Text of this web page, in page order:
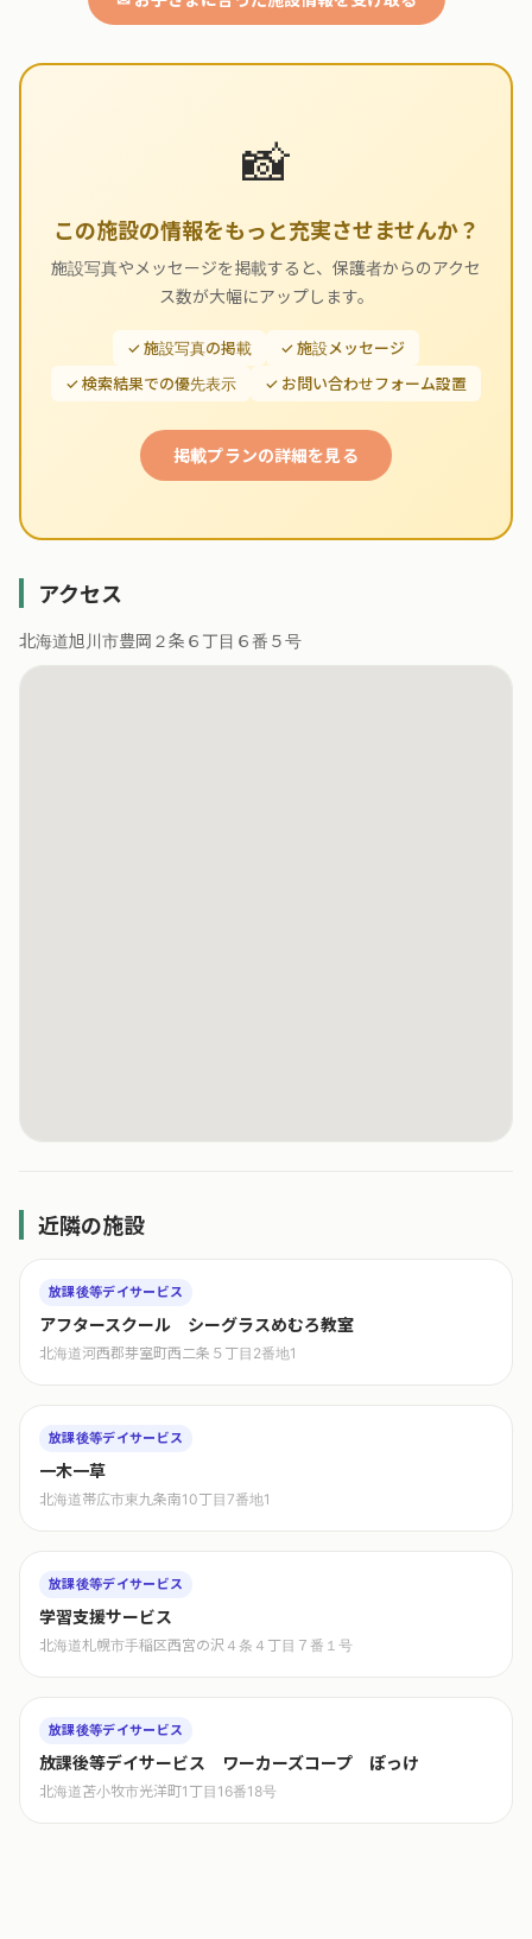
📸
この施設の情報をもっと充実させませんか？
施設写真やメッセージを掲載すると、保護者からのアクセ
ス数が大幅にアップします。
✓ 施設写真の掲載
✓ 施設メッセージ
✓ 検索結果での優先表示
✓ お問い合わせフォーム設置
掲載プランの詳細を見る
アクセス
北海道旭川市豊岡２条６丁目６番５号
近隣の施設
放課後等デイサービス
アフタースクール シーグラスめむろ教室
北海道河西郡芽室町西二条５丁目2番地1
放課後等デイサービス
一木一草
北海道帯広市東九条南10丁目7番地1
放課後等デイサービス
学習支援サービス
北海道札幌市手稲区西宮の沢４条４丁目７番１号
放課後等デイサービス
放課後等デイサービス ワーカーズコープ ぽっけ
北海道苫小牧市光洋町1丁目16番18号